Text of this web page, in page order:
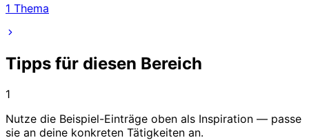
1 Thema
Tipps für diesen Bereich
1
Nutze die Beispiel-Einträge oben als Inspiration — passe
sie an deine konkreten Tätigkeiten an.